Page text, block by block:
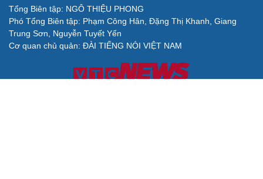
Tổng Biên tập: NGÔ THIỆU PHONG
Phó Tổng Biên tập: Phạm Công Hân, Đặng Thị Khanh, Giang
Trung Sơn, Nguyễn Tuyết Yến
Cơ quan chủ quản: ĐÀI TIẾNG NÓI VIỆT NAM